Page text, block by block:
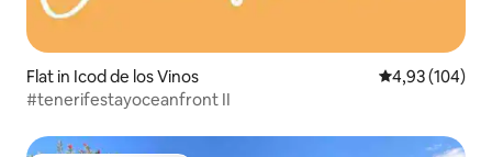
Flat in Icod de los Vinos Gemiddelde
4,93 (104)
#tenerifestayoceanfront II